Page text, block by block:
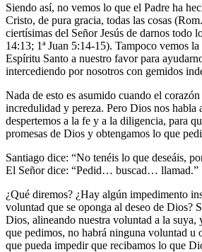
Siendo así, no vemos lo que el Padre ha
Cristo, de pura gracia, todas las cosas
ciertísimas del Señor Jesús de darnos todo
14:13; 1ª Juan 5:14-15). Tampoco vemos
Espíritu Santo a nuestro favor para
intercediendo por nosotros con gemidos
Nada de esto es asumido cuando el
incredulidad y pereza. Pero Dios nos habla
despertemos a la fe y a la diligencia, para
promesas de Dios y obtengamos lo que
Santiago dice: “No tenéis lo que deseáis,
El Señor dice: “Pedid… buscad… llamad.”
¿Qué diremos? ¿Hay algún impedimento
voluntad que se oponga al deseo de Dios?
Dios, alineando nuestra voluntad a la suya,
que pedimos, no habrá ninguna voluntad u
que pueda impedir que recibamos lo que